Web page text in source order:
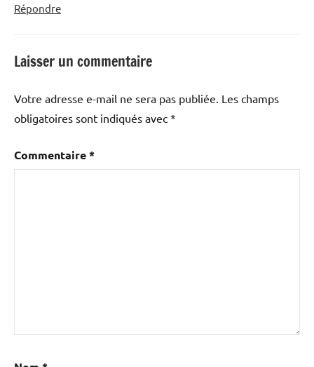
Répondre
Laisser un commentaire
Votre adresse e-mail ne sera pas publiée. Les champs
obligatoires sont indiqués avec *
Commentaire*